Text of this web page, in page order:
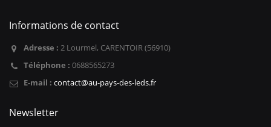
Informations de contact
Adresse : 2 Lourmel, CARENTOIR (56910)
Téléphone : 0688565273
E-mail : contact@au-pays-des-leds.fr
Newsletter